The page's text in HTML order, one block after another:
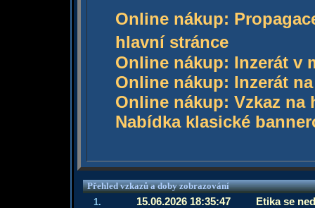
Online nákup:
hlavní stránce
Online nákup: Inzerát v
Online nákup: Inzerát
Online nákup: Vzkaz
Nabídka klasické
Přehled vzkazů a doby zobrazování
1.
15.06.2026 18:35:47 Etika se